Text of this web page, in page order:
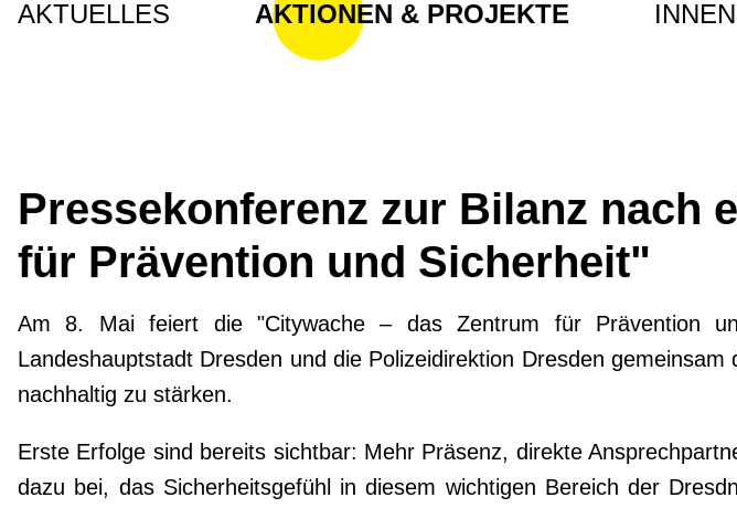
AKTUELLES AKTIONEN & PROJEKTE
Pressekonferenz zur Bilanz nach
für Prävention und Sicherheit"
Am 8. Mai feiert die "Citywache – das Zentrum für Prävention
Landeshauptstadt Dresden und die Polizeidirektion Dresden
nachhaltig zu stärken.
Erste Erfolge sind bereits sichtbar: Mehr Präsenz, direkte
dazu bei, das Sicherheitsgefühl in diesem wichtigen Bereich der